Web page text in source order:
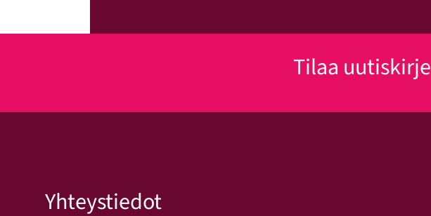
Tilaa uutiskirje
Yhteystiedot